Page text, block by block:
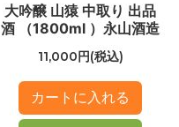
大吟醸 山猿 中取り 出品
酒 （1800ml ）永山酒造
11,000円(税込)